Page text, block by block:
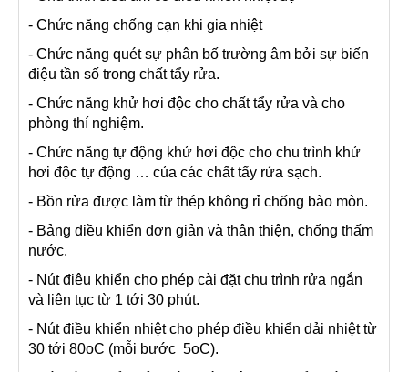
- Chức năng chống cạn khi gia nhiệt
- Chức năng quét sự phân bố trường âm bởi sự biến
điệu tần số trong chất tẩy rửa.
- Chức năng khử hơi độc cho chất tẩy rửa và cho
phòng thí nghiệm.
- Chức năng tự động khử hơi độc cho chu trình khử
hơi độc tự động … của các chất tẩy rửa sạch.
- Bồn rửa được làm từ thép không rỉ chống bào mòn.
- Bảng điều khiển đơn giản và thân thiện, chống thấm
nước.
- Nút điêu khiển cho phép cài đặt chu trình rửa ngắn
và liên tục từ 1 tới 30 phút.
- Nút điều khiển nhiệt cho phép điều khiển dải nhiệt từ
30 tới 80oC (mỗi bước 5oC).